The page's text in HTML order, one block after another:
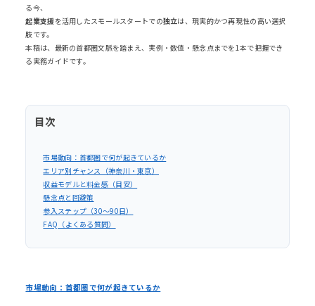
る今、
起業支援を活用したスモールスタートでの独立は、現実的かつ再現性の高い選択
肢です。
本稿は、最新の首都圏文脈を踏まえ、実例・数値・懸念点までを1本で把握でき
る実務ガイドです。
目次
市場動向：首都圏で何が起きているか
エリア別チャンス（神奈川・東京）
収益モデルと料金感（目安）
懸念点と回避策
参入ステップ（30〜90日）
FAQ（よくある質問）
市場動向：首都圏で何が起きているか